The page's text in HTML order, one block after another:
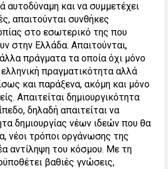
αυτοδύναμη και να συμμετέχει
απαιτούνται συνθήκες
στο εσωτερικό της που
στην Ελλάδα. Απαιτούνται,
πράγματα τα οποία όχι μόνο
πραγματικότητα αλλά
και παράξενα, ακόμη και μόνο
Απαιτείται δημιουργικότητα
δηλαδή απαιτείται να
δημιουργίας νέων ιδεών που θα
νέοι τρόποι οργάνωσης της
αντίληψη του κόσμου. Με τη
βαθιές γνώσεις,